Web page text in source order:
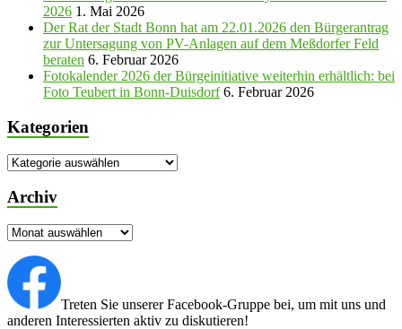
2026 1. Mai 2026
Der Rat der Stadt Bonn hat am 22.01.2026 den Bürgerantrag
zur Untersagung von PV-Anlagen auf dem Meßdorfer Feld
beraten 6. Februar 2026
Fotokalender 2026 der Bürgeinitiative weiterhin erhältlich: bei
Foto Teubert in Bonn-Duisdorf 6. Februar 2026
Kategorien
Kategorien
Archiv
Archiv
Treten Sie unserer Facebook-Gruppe bei, um mit uns und
anderen Interessierten aktiv zu diskutieren!